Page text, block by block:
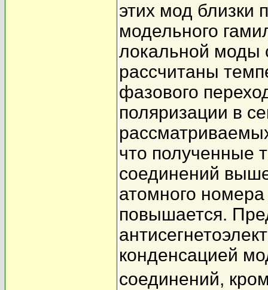
этих мод близки
модельного
локальной моды
рассчитаны
фазового
поляризации в
что полученные
соединений
атомного
повышается.
конденсацией
соединений,